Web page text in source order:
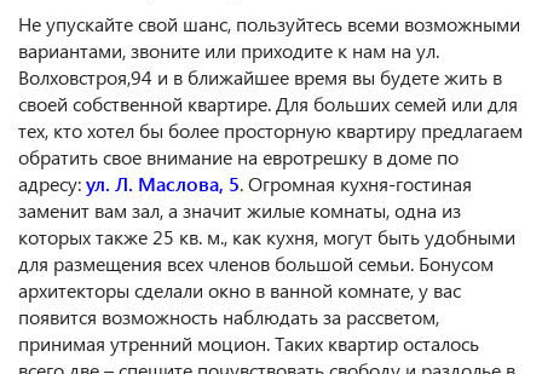
Не упускайте свой шанс, пользуйтесь всеми возможными
вариантами, звоните или приходите к нам на ул.
Волховстроя,94 и в ближайшее время вы будете жить в
своей собственной квартире. Для больших семей или для
тех, кто хотел бы более просторную квартиру предлагаем
обратить свое внимание на евротрешку в доме по
адресу:ул. Л. Маслова, 5. Огромная кухня-гостиная
заменит вам зал, а значит жилые комнаты, одна из
которых также 25 кв. м., как кухня, могут быть удобными
для размещения всех членов большой семьи. Бонусом
архитекторы сделали окно в ванной комнате, у вас
появится возможность наблюдать за рассветом,
принимая утренний моцион. Таких квартир осталось